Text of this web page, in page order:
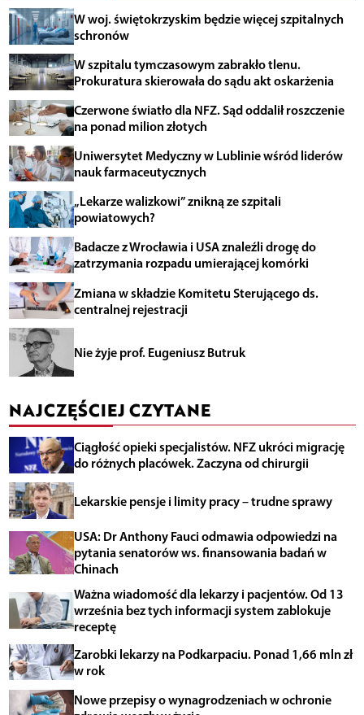
W woj. świętokrzyskim będzie więcej szpitalnych
schronów
W szpitalu tymczasowym zabrakło tlenu.
Prokuratura skierowała do sądu akt oskarżenia
Czerwone światło dla NFZ. Sąd oddalił roszczenie
na ponad milion złotych
Uniwersytet Medyczny w Lublinie wśród liderów
nauk farmaceutycznych
„Lekarze walizkowi” znikną ze szpitali
powiatowych?
Badacze z Wrocławia i USA znaleźli drogę do
zatrzymania rozpadu umierającej komórki
Zmiana w składzie Komitetu Sterującego ds.
centralnej rejestracji
Nie żyje prof. Eugeniusz Butruk
NAJCZĘŚCIEJ CZYTANE
Ciągłość opieki specjalistów. NFZ ukróci migrację
do różnych placówek. Zaczyna od chirurgii
Lekarskie pensje i limity pracy – trudne sprawy
USA: Dr Anthony Fauci odmawia odpowiedzi na
pytania senatorów ws. finansowania badań w
Chinach
Ważna wiadomość dla lekarzy i pacjentów. Od 13
września bez tych informacji system zablokuje
receptę
Zarobki lekarzy na Podkarpaciu. Ponad 1,66 mln zł
w rok
Nowe przepisy o wynagrodzeniach w ochronie